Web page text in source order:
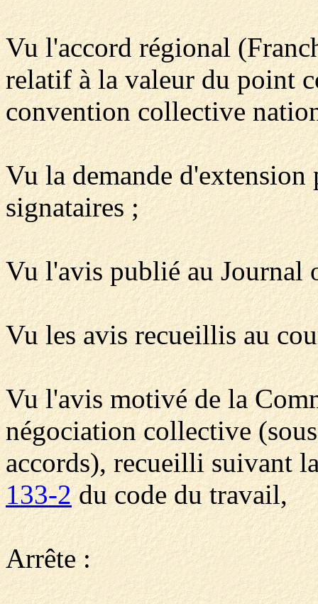
Vu l'accord régional
relatif à la valeur du point
convention collective
Vu la demande d'extension
signataires ;
Vu l'avis publié au
Vu les avis recueillis au
Vu l'avis motivé de la
négociation collective
accords), recueilli suivant
133-2du code du travail,
Arrête :